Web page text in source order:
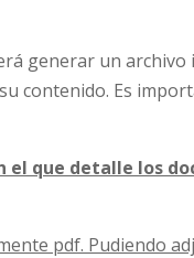
generar un
contenido. Es
el que detalle los
pdf. Pudiendo